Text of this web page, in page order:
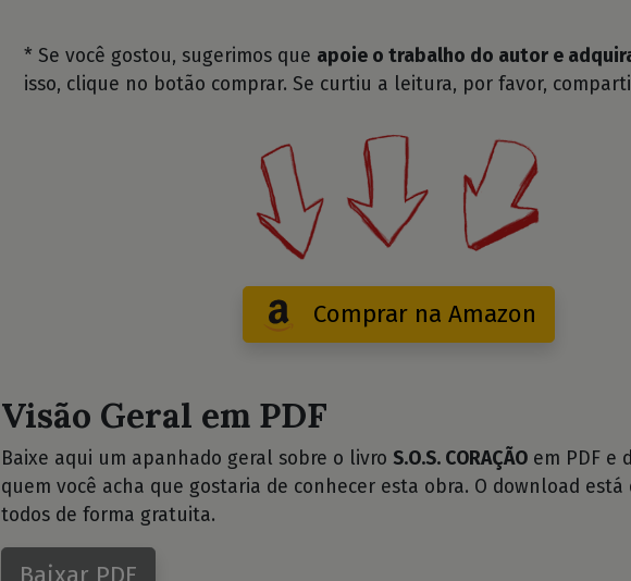
* Se você gostou, sugerimos que apoie o trabalho do autor e
isso, clique no botão comprar. Se curtiu a leitura, por favor,
Comprar na Amazon
Visão Geral em PDF
Baixe aqui um apanhado geral sobre o livro S.O.S. CORAÇÃO em PDF e
quem você acha que gostaria de conhecer esta obra. O download
todos de forma gratuita.